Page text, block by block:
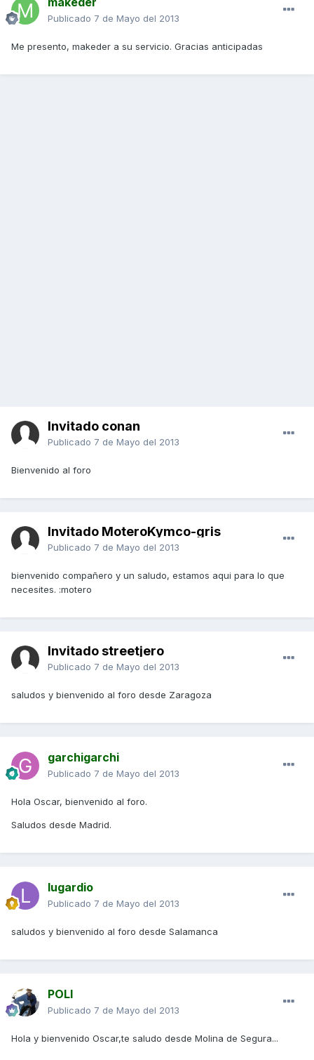
Publicado 7 de Mayo del 2013
Me presento, makeder a su servicio. Gracias anticipadas
Invitado conan
Publicado 7 de Mayo del 2013
Bienvenido al foro
Invitado MoteroKymco-gris
Publicado 7 de Mayo del 2013
bienvenido compañero y un saludo, estamos aqui para lo que
necesites. :motero
Invitado streetjero
Publicado 7 de Mayo del 2013
saludos y bienvenido al foro desde Zaragoza
garchigarchi
Publicado 7 de Mayo del 2013
Hola Oscar, bienvenido al foro.
Saludos desde Madrid.
lugardio
Publicado 7 de Mayo del 2013
saludos y bienvenido al foro desde Salamanca
POLI
Publicado 7 de Mayo del 2013
Hola y bienvenido Oscar,te saludo desde Molina de Segura...